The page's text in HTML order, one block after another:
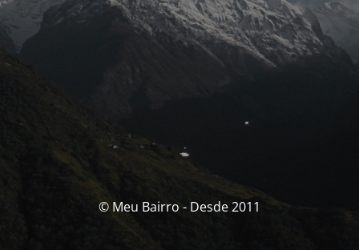
© Meu Bairro - Desde 2011